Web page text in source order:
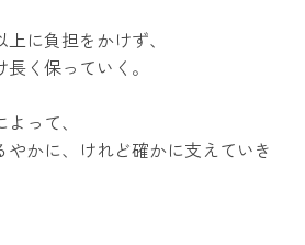
に負担をかけず、
く保っていく。
って、
かに、けれど確かに支えていき